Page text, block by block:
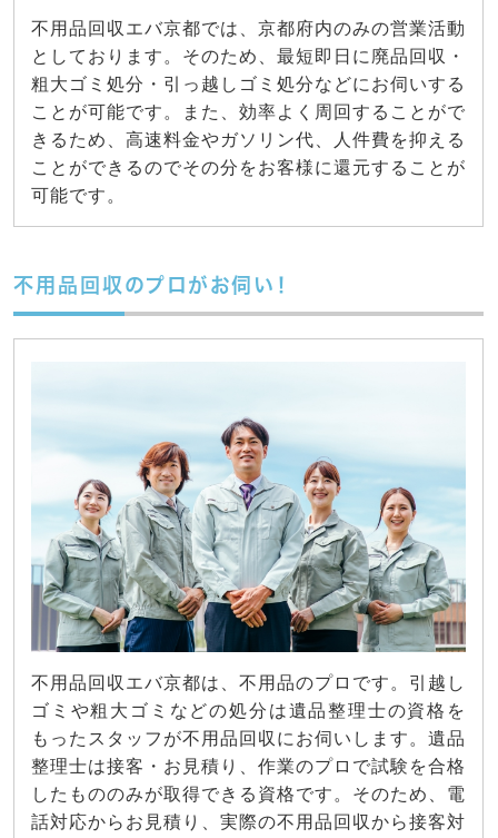
不用品回収エバ京都では、京都府内のみの営業活動
としております。そのため、最短即日に廃品回収・
粗大ゴミ処分・引っ越しゴミ処分などにお伺いする
ことが可能です。また、効率よく周回することがで
きるため、高速料金やガソリン代、人件費を抑える
ことができるのでその分をお客様に還元することが
可能です。
不用品回収のプロがお伺い！
不用品回収エバ京都は、不用品のプロです。引越し
ゴミや粗大ゴミなどの処分は遺品整理士の資格を
もったスタッフが不用品回収にお伺いします。遺品
整理士は接客・お見積り、作業のプロで試験を合格
したもののみが取得できる資格です。そのため、電
話対応からお見積り、実際の不用品回収から接客対